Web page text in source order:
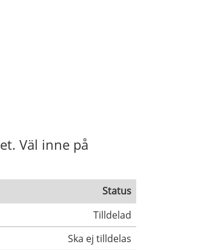
Väl inne på
Status
Tilldelad
Ska ej tilldelas